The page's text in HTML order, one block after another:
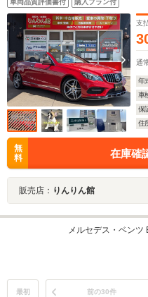
車両品質評価書付 購入プラン付
支
通
年
車
保
住
無
料
在庫確
販売店： りんりん館
メルセデス・ベンツ
最初 前の30件